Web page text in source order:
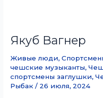
Якуб Вагнер
Живые люди,
чешские музыканты,
спортсмены заглушки,
Рыбак/ 26 июля, 2024